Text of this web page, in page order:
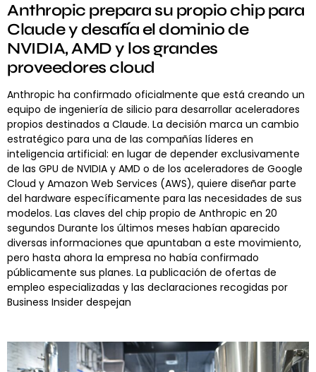
Anthropic prepara su propio chip para
Claude y desafía el dominio de
NVIDIA, AMD y los grandes
proveedores cloud
Anthropic ha confirmado oficialmente que está creando un
equipo de ingeniería de silicio para desarrollar aceleradores
propios destinados a Claude. La decisión marca un cambio
estratégico para una de las compañías líderes en
inteligencia artificial: en lugar de depender exclusivamente
de las GPU de NVIDIA y AMD o de los aceleradores de Google
Cloud y Amazon Web Services (AWS), quiere diseñar parte
del hardware específicamente para las necesidades de sus
modelos. Las claves del chip propio de Anthropic en 20
segundos Durante los últimos meses habían aparecido
diversas informaciones que apuntaban a este movimiento,
pero hasta ahora la empresa no había confirmado
públicamente sus planes. La publicación de ofertas de
empleo especializadas y las declaraciones recogidas por
Business Insider despejan